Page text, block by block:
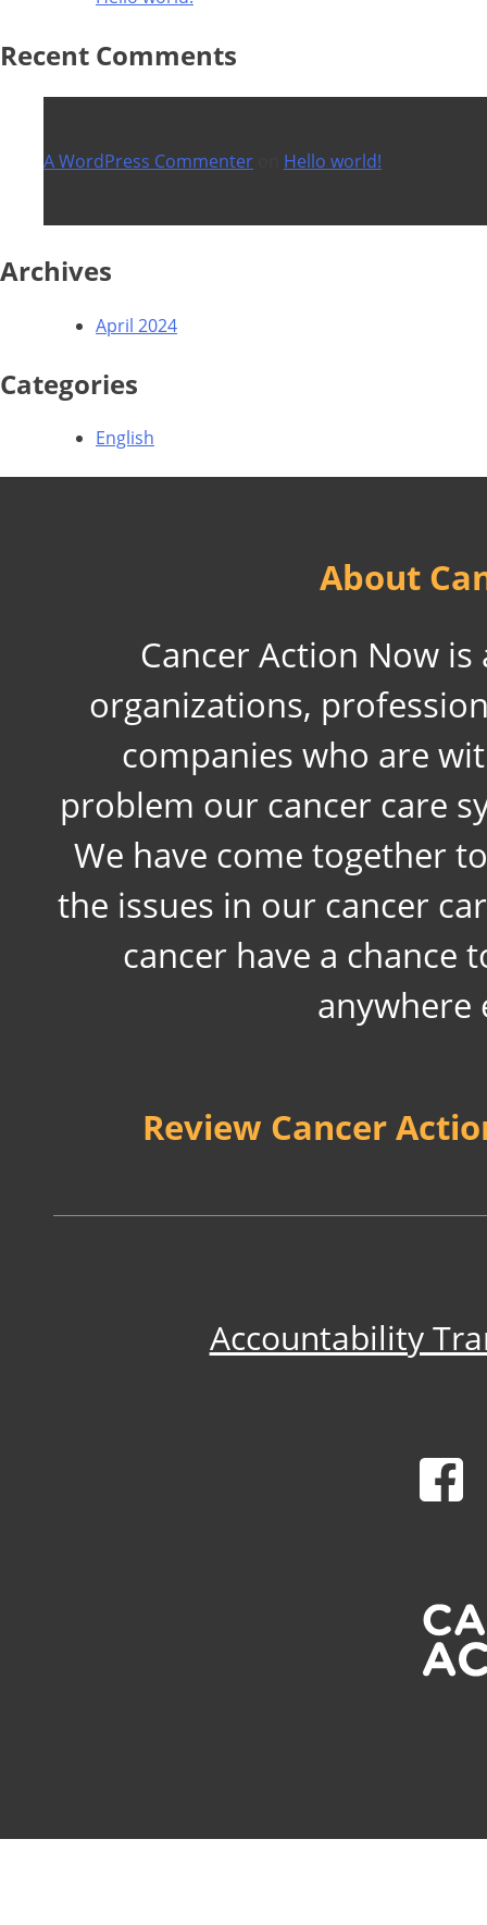
Recent Comments
A WordPress Commenter Hello world!
Archives
April 2024
Categories
English
About
Cancer Action Now
organizations,
companies who are
problem our cancer care
We have come together
the issues in our cancer
cancer have a chance
anywhere
Review Cancer
Accountability